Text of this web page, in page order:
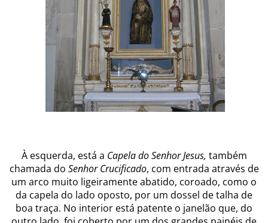
À esquerda, está a Capela do Senhor Jesus, também
chamada do Senhor Crucificado, com entrada através de
um arco muito ligeiramente abatido, coroado, como o
da capela do lado oposto, por um dossel de talha de
boa traça. No interior está patente o janelão que, do